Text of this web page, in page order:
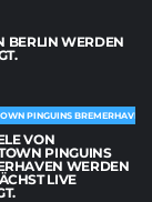
BERLIN WERDEN
PINGUINS BREMERHAVEN
VON
PINGUINS
WERDEN
LIVE